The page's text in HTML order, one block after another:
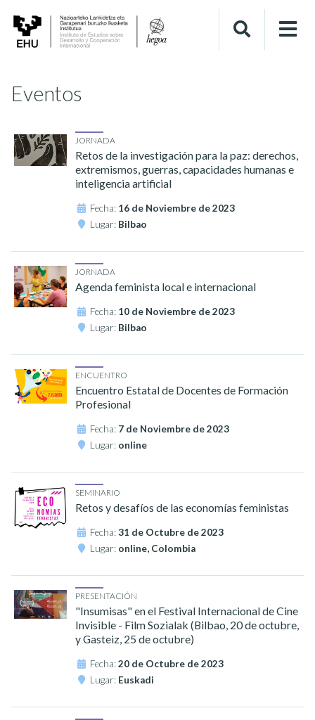
Eventos
JORNADA
Retos de la investigación para la paz: derechos,
extremismos, guerras, capacidades humanas e
inteligencia artificial
Fecha: 16 de Noviembre de 2023
Lugar: Bilbao
JORNADA
Agenda feminista local e internacional
Fecha: 10 de Noviembre de 2023
Lugar: Bilbao
ENCUENTRO
Encuentro Estatal de Docentes de Formación
Profesional
Fecha: 7 de Noviembre de 2023
Lugar: online
SEMINARIO
Retos y desafíos de las economías feministas
Fecha:31 de Octubre de 2023
Lugar: online, Colombia
PRESENTACIÓN
"Insumisas" en el Festival Internacional de Cine
Invisible - Film Sozialak (Bilbao, 20 de octubre,
y Gasteiz, 25 de octubre)
Fecha:20 de Octubre de 2023
Lugar: Euskadi